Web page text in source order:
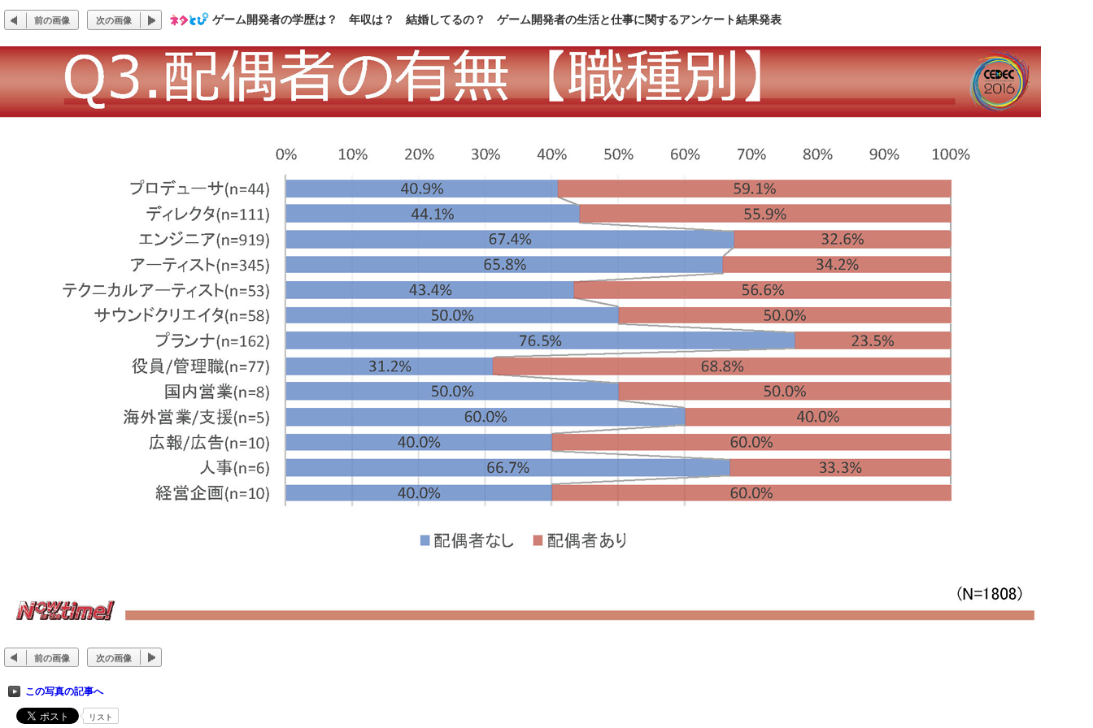
前の画像 次の画像 ゲーム開発者の学歴は？ 年収は？ 結婚してるの？ ゲーム開発者の生活と仕事に関するアンケート結果発表
前の画像 次の画像
この写真の記事へ
リスト